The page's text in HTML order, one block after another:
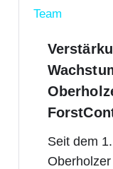
Seit dem